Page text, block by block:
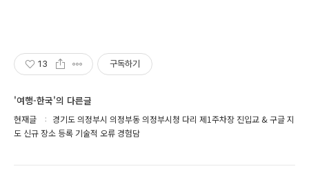
13 구독하기
'여행-한국'의 다른글
현재글
경기도 의정부시 의정부동 의정부시청 다리 제1주차장 진입교 & 구글 지
도 신규 장소 등록 기술적 오류 경험담